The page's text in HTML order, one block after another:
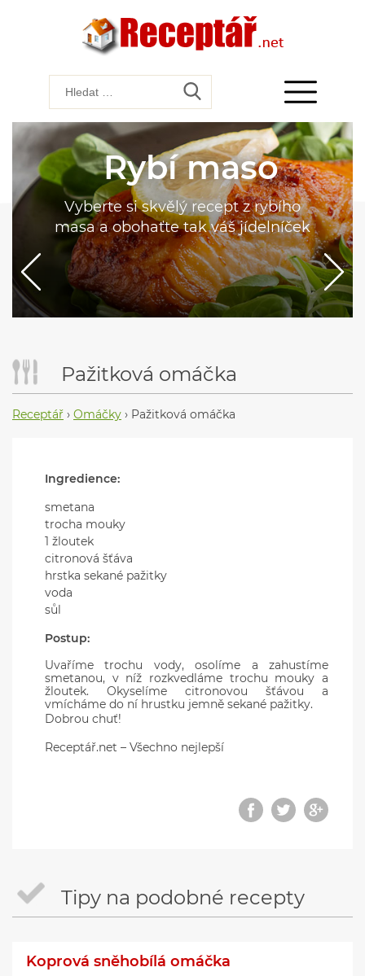
Rybí maso
Vyberte si skvělý recept z rybího
masa a obohaťte tak váš jídelníček
Pažitková omáčka
Receptář › Omáčky › Pažitková omáčka
Ingredience:
smetana
trocha mouky
1 žloutek
citronová šťáva
hrstka sekané pažitky
voda
sůl
Postup:
Uvaříme trochu vody, osolíme a zahustíme
smetanou, v níž rozkvedláme trochu mouky a
žloutek. Okyselíme citronovou šťávou a
vmícháme do ní hrustku jemně sekané pažitky.
Dobrou chuť!
Receptář.net – Všechno nejlepší
Tipy na podobné recepty
Koprová sněhobílá omáčka